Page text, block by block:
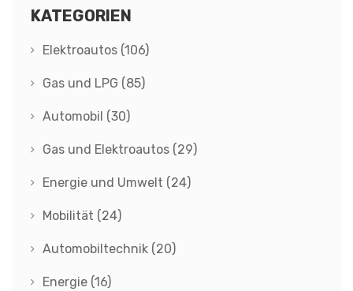
KATEGORIEN
Elektroautos (106)
Gas und LPG (85)
Automobil (30)
Gas und Elektroautos (29)
Energie und Umwelt (24)
Mobilität (24)
Automobiltechnik (20)
Energie (16)